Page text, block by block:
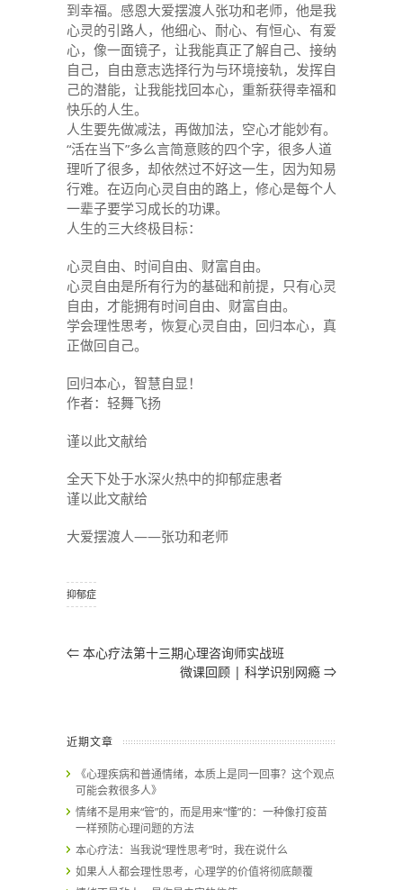
到幸福。感恩大爱摆渡人张功和老师，他是我
心灵的引路人，他细心、耐心、有恒心、有爱
心，像一面镜子，让我能真正了解自己、接纳
自己，自由意志选择行为与环境接轨，发挥自
己的潜能，让我能找回本心，重新获得幸福和
快乐的人生。
人生要先做减法，再做加法，空心才能妙有。
“活在当下”多么言简意赅的四个字，很多人道
理听了很多，却依然过不好这一生，因为知易
行难。在迈向心灵自由的路上，修心是每个人
一辈子要学习成长的功课。
人生的三大终极目标：
心灵自由、时间自由、财富自由。
心灵自由是所有行为的基础和前提，只有心灵
自由，才能拥有时间自由、财富自由。
学会理性思考，恢复心灵自由，回归本心，真
正做回自己。
回归本心，智慧自显！
作者：轻舞飞扬
谨以此文献给
全天下处于水深火热中的抑郁症患者
谨以此文献给
大爱摆渡人——张功和老师
抑郁症
⇐ 本心疗法第十三期心理咨询师实战班
微课回顾 | 科学识别网瘾 ⇒
近期文章
《心理疾病和普通情绪，本质上是同一回事？这个观点
可能会救很多人》
情绪不是用来“管”的，而是用来“懂”的：一种像打疫苗
一样预防心理问题的方法
本心疗法：当我说“理性思考”时，我在说什么
如果人人都会理性思考，心理学的价值将彻底颠覆